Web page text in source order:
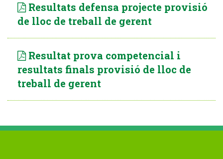
Resultats defensa projecte provisió
de lloc de treball de gerent
Resultat prova competencial i
resultats finals provisió de lloc de
treball de gerent